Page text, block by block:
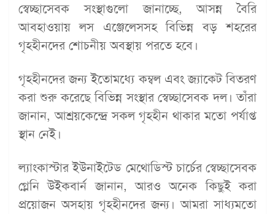
স্বেচ্ছাসেবক সংস্থাগুলো জানাচ্ছে, আসন্ন বৈরি
আবহাওয়ায় লস এঞ্জেলেসসহ বিভিন্ন বড় শহরের
গৃহহীনদের শোচনীয় অবস্থায় পরতে হবে।
গৃহহীনদের জন্য ইতোমধ্যে কম্বল এবং জ্যাকেট বিতরণ
করা শুরু করেছে বিভিন্ন সংস্থার স্বেচ্ছাসেবক দল। তাঁরা
জানান, আশ্রয়কেন্দ্রে সকল গৃহহীন থাকার মতো পর্যাপ্ত
স্থান নেই।
ল্যাংকাস্টার ইউনাইটেড মেথোডিস্ট চার্চের স্বেচ্ছাসেবক
গ্লেনি উইকবার্ন জানান, আরও অনেক কিছুই করা
প্রয়োজন অসহায় গৃহহীনদের জন্য। আমরা সাধ্যমতো